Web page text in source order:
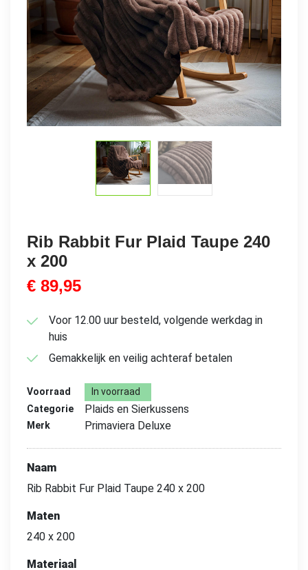
Rib Rabbit Fur Plaid Taupe 240
x 200
€ 89,95
Voor 12.00 uur besteld, volgende werkdag in
huis
Gemakkelijk en veilig achteraf betalen
Voorraad
In voorraad
Categorie
Plaids en Sierkussens
Merk Primaviera Deluxe
Naam
Rib Rabbit Fur Plaid Taupe 240 x 200
Maten
240 x 200
Materiaal